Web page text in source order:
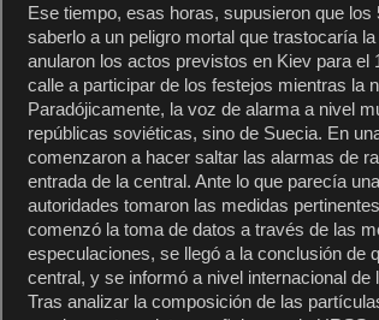
Ese tiempo, esas horas, supusieron que
saberlo a un peligro mortal que trastocaría
anularon los actos previstos en Kiev para el
calle a participar de los festejos mientras la
Paradójicamente, la voz de alarma a nivel
repúblicas soviéticas, sino de Suecia. En
comenzaron a hacer saltar las alarmas de
entrada de la central. Ante lo que parecía
autoridades tomaron las medidas
comenzó la toma de datos a través de las
especulaciones, se llegó a la conclusión de
central, y se informó a nivel internacional de
Tras analizar la composición de las